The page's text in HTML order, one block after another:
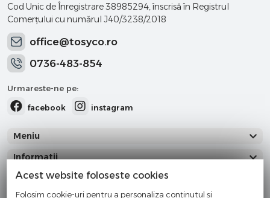
Cod Unic de Înregistrare 38985294, înscrisă în Registrul
Comerţului cu numărul J40/3238/2018
office@tosyco.ro
0736-483-854
Urmareste-ne pe:
facebook
instagram
Meniu
Informatii
Categorii
Acest website foloseste cookies
Folosim cookie-uri pentru a personaliza conținutul și